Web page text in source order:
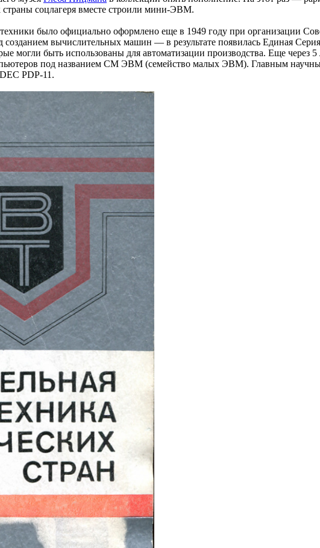
страны соцлагеря вместе строили мини-ЭВМ.
было официально оформлено еще в 1949 году при организации
созданием вычислительных машин — в результате появилась Единая
быть использованы для автоматизации производства. Еще через 5
под названием СМ ЭВМ (семейство малых ЭВМ). Главным
PDP-11.